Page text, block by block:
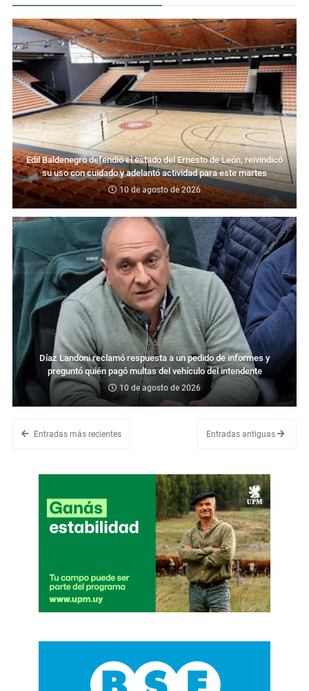
Edil Baldenegro defendió el estado del Ernesto de León, reivindicó
su uso con cuidado y adelantó actividad para este martes
10 de agosto de 2026
Díaz Landoni reclamó respuesta a un pedido de informes y
preguntó quién pagó multas del vehículo del intendente
10 de agosto de 2026
Entradas más recientes Entradas antiguas